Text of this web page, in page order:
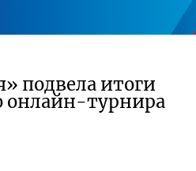
подвела итоги
онлайн-турнира